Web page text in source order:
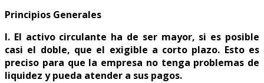
Principios Generales
I. El activo circulante ha de ser mayor, si es posible
casi el doble, que el exigible a corto plazo. Esto es
preciso para que la empresa no tenga problemas de
liquidez y pueda atender a sus pagos.